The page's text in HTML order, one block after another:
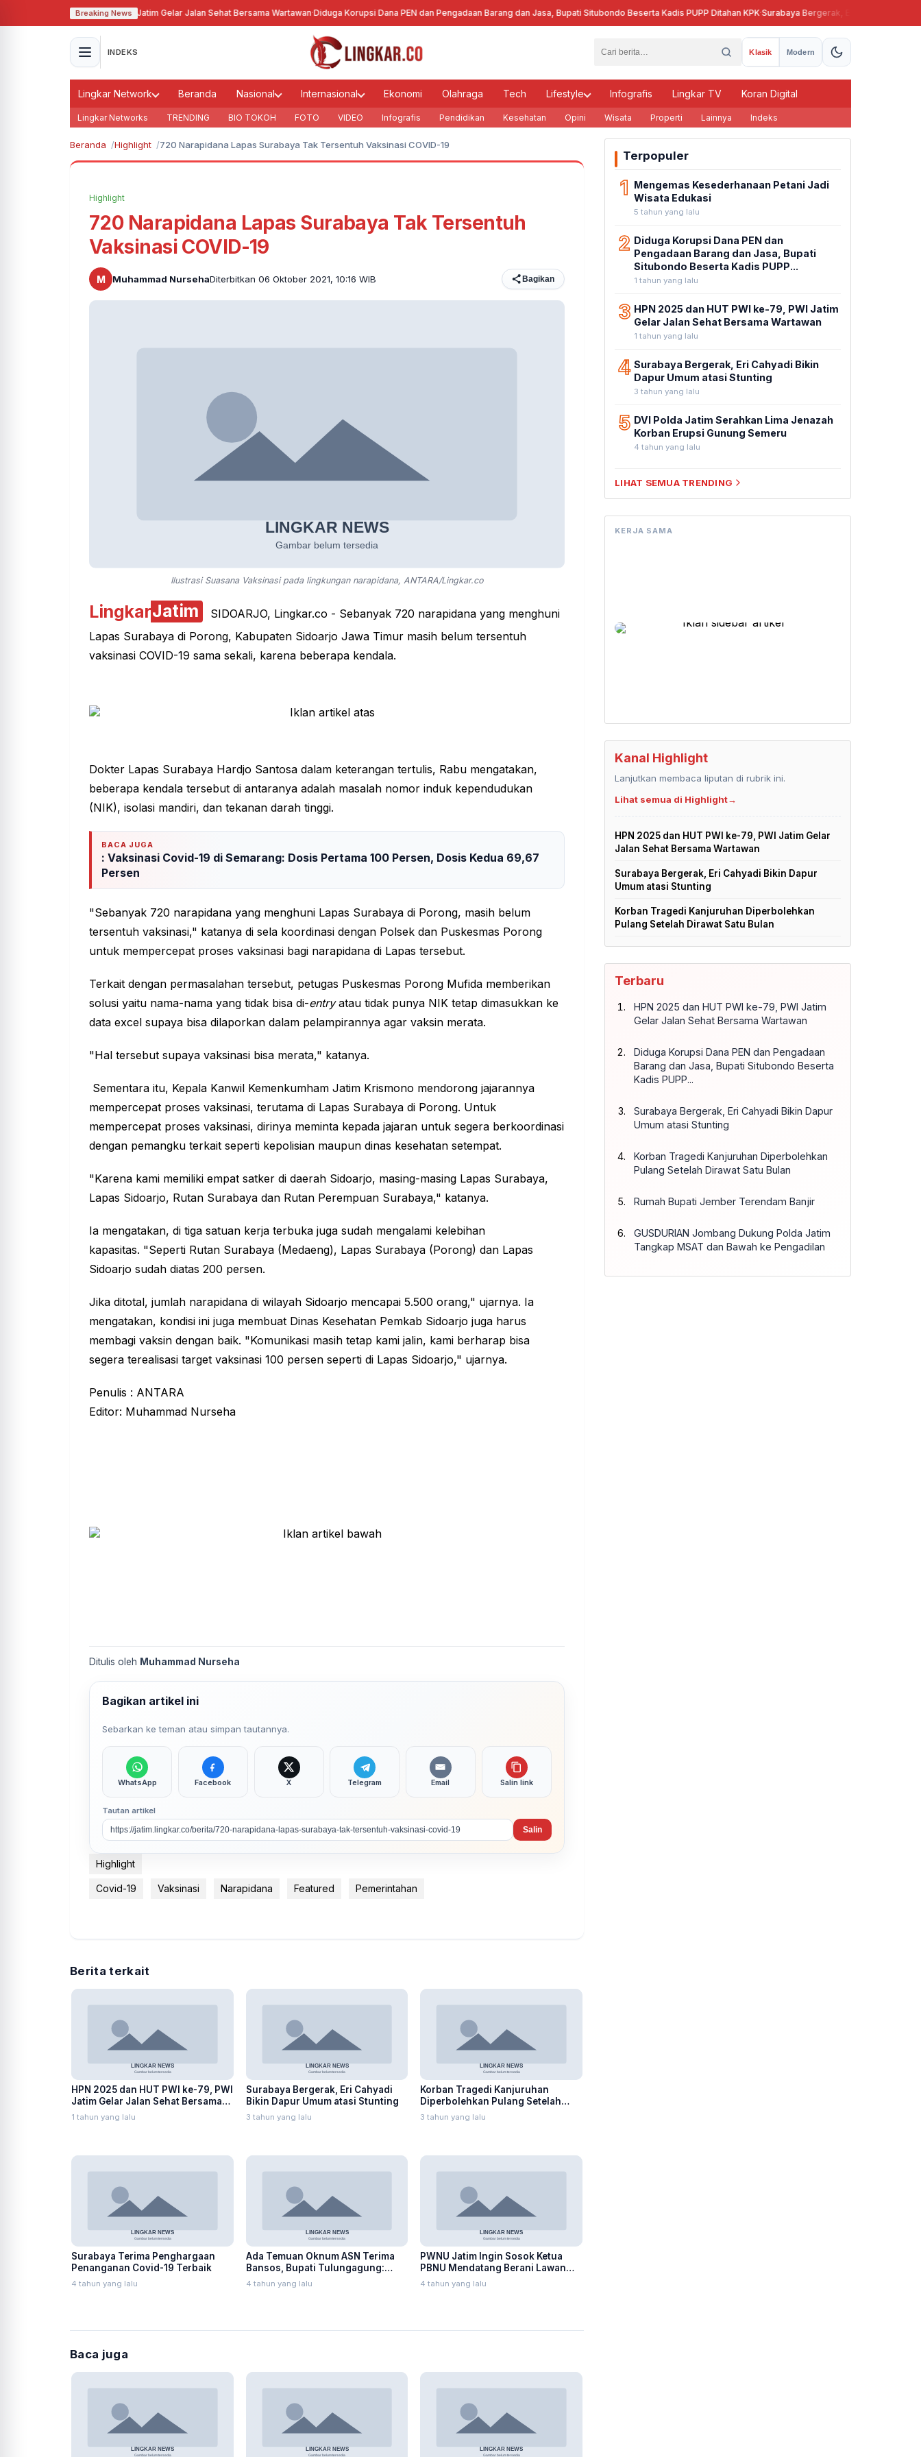
Breaking News
dan HUT PWI ke-79, PWI Jatim Gelar Jalan Sehat Bersama Wartawan·Diduga Korupsi Dana PEN dan Pengadaan Barang dan Jasa, Bupati Situbondo Beserta Kadis PUPP Ditahan KPK·Surabaya Bergerak, Eri Cahyadi Bikin Dapur
INDEKS Klasik Modern
Lingkar Network Beranda Nasional Internasional Ekonomi Olahraga Tech Lifestyle Infografis Lingkar TV Koran Digital
Lingkar Networks TRENDING BIO TOKOH FOTO VIDEO Infografis Pendidikan Kesehatan Opini Wisata Properti Lainnya Indeks
Beranda Highlight 720 Narapidana Lapas Surabaya Tak Tersentuh Vaksinasi COVID-19
Highlight
720 Narapidana Lapas Surabaya Tak Tersentuh
Vaksinasi COVID-19
M Muhammad NursehaDiterbitkan 06 Oktober 2021, 10:16 WIB Bagikan
Ilustrasi Suasana Vaksinasi pada lingkungan narapidana, ANTARA/Lingkar.co
LingkarJatim
SIDOARJO, Lingkar.co - Sebanyak 720 narapidana yang menghuni
Lapas Surabaya di Porong, Kabupaten Sidoarjo Jawa Timur masih belum tersentuh
vaksinasi COVID-19 sama sekali, karena beberapa kendala.
Dokter Lapas Surabaya Hardjo Santosa dalam keterangan tertulis, Rabu mengatakan,
beberapa kendala tersebut di antaranya adalah masalah nomor induk kependudukan
(NIK), isolasi mandiri, dan tekanan darah tinggi.
BACA JUGA
: Vaksinasi Covid-19 di Semarang: Dosis Pertama 100 Persen, Dosis Kedua 69,67
Persen
"Sebanyak 720 narapidana yang menghuni Lapas Surabaya di Porong, masih belum
tersentuh vaksinasi," katanya di sela koordinasi dengan Polsek dan Puskesmas Porong
untuk mempercepat proses vaksinasi bagi narapidana di Lapas tersebut.
Terkait dengan permasalahan tersebut, petugas Puskesmas Porong Mufida memberikan
solusi yaitu nama-nama yang tidak bisa di-entryatau tidak punya NIK tetap dimasukkan ke
data excel supaya bisa dilaporkan dalam pelampirannya agar vaksin merata.
"Hal tersebut supaya vaksinasi bisa merata," katanya.
Sementara itu, Kepala Kanwil Kemenkumham Jatim Krismono mendorong jajarannya
mempercepat proses vaksinasi, terutama di Lapas Surabaya di Porong. Untuk
mempercepat proses vaksinasi, dirinya meminta kepada jajaran untuk segera berkoordinasi
dengan pemangku terkait seperti kepolisian maupun dinas kesehatan setempat.
"Karena kami memiliki empat satker di daerah Sidoarjo, masing-masing Lapas Surabaya,
Lapas Sidoarjo, Rutan Surabaya dan Rutan Perempuan Surabaya," katanya.
Ia mengatakan, di tiga satuan kerja terbuka juga sudah mengalami kelebihan
kapasitas. "Seperti Rutan Surabaya (Medaeng), Lapas Surabaya (Porong) dan Lapas
Sidoarjo sudah diatas 200 persen.
Jika ditotal, jumlah narapidana di wilayah Sidoarjo mencapai 5.500 orang," ujarnya. Ia
mengatakan, kondisi ini juga membuat Dinas Kesehatan Pemkab Sidoarjo juga harus
membagi vaksin dengan baik. "Komunikasi masih tetap kami jalin, kami berharap bisa
segera terealisasi target vaksinasi 100 persen seperti di Lapas Sidoarjo," ujarnya.
Penulis : ANTARA
Editor: Muhammad Nurseha
Ditulis oleh Muhammad Nurseha
Bagikan artikel ini
Sebarkan ke teman atau simpan tautannya.
WhatsApp Facebook X Telegram Email Salin link
Tautan artikel
Salin
Highlight
Covid-19 Vaksinasi Narapidana Featured Pemerintahan
Berita terkait
HPN 2025 dan HUT PWI ke-79, PWI
Jatim Gelar Jalan Sehat Bersama
Wartawan
1 tahun yang lalu
Surabaya Bergerak, Eri Cahyadi
Bikin Dapur Umum atasi Stunting
3 tahun yang lalu
Korban Tragedi Kanjuruhan
Diperbolehkan Pulang Setelah
Dirawat Satu Bulan
3 tahun yang lalu
Surabaya Terima Penghargaan
Penanganan Covid-19 Terbaik
4 tahun yang lalu
Ada Temuan Oknum ASN Terima
Bansos, Bupati Tulungagung:
Kembalikan!
4 tahun yang lalu
PWNU Jatim Ingin Sosok Ketua
PBNU Mendatang Berani Lawan
Intoleransi dan Radikalisme
4 tahun yang lalu
Baca juga
Terpopuler
1 Mengemas Kesederhanaan Petani Jadi
Wisata Edukasi
5 tahun yang lalu
2 Diduga Korupsi Dana PEN dan
Pengadaan Barang dan Jasa, Bupati
Situbondo Beserta Kadis PUPP...
1 tahun yang lalu
3 HPN 2025 dan HUT PWI ke-79, PWI Jatim
Gelar Jalan Sehat Bersama Wartawan
1 tahun yang lalu
4 Surabaya Bergerak, Eri Cahyadi Bikin
Dapur Umum atasi Stunting
3 tahun yang lalu
5 DVI Polda Jatim Serahkan Lima Jenazah
Korban Erupsi Gunung Semeru
4 tahun yang lalu
LIHAT SEMUA TRENDING
KERJA SAMA
Kanal Highlight
Lanjutkan membaca liputan di rubrik ini.
Lihat semua di Highlight→
HPN 2025 dan HUT PWI ke-79, PWI Jatim Gelar
Jalan Sehat Bersama Wartawan
Surabaya Bergerak, Eri Cahyadi Bikin Dapur
Umum atasi Stunting
Korban Tragedi Kanjuruhan Diperbolehkan
Pulang Setelah Dirawat Satu Bulan
Terbaru
HPN 2025 dan HUT PWI ke-79, PWI Jatim
Gelar Jalan Sehat Bersama Wartawan
Diduga Korupsi Dana PEN dan Pengadaan
Barang dan Jasa, Bupati Situbondo Beserta
Kadis PUPP...
Surabaya Bergerak, Eri Cahyadi Bikin Dapur
Umum atasi Stunting
Korban Tragedi Kanjuruhan Diperbolehkan
Pulang Setelah Dirawat Satu Bulan
Rumah Bupati Jember Terendam Banjir
GUSDURIAN Jombang Dukung Polda Jatim
Tangkap MSAT dan Bawah ke Pengadilan